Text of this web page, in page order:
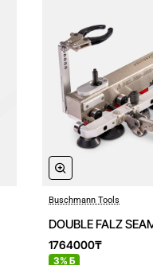
Buschmann Tools
DOUBLE FALZ
1764000₸
3% Б